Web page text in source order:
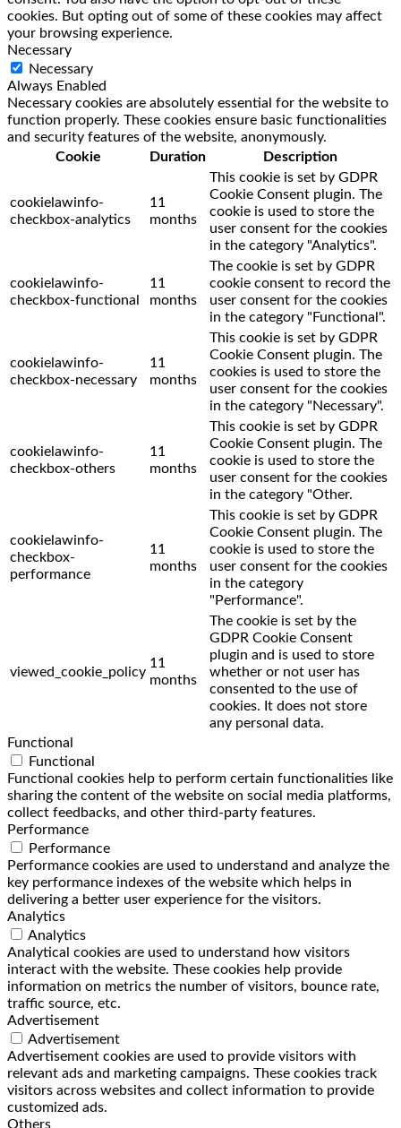
cookies. But opting out of some of these cookies may affect
your browsing experience.
Necessary
Necessary
Always Enabled
Necessary cookies are absolutely essential for the website to
function properly. These cookies ensure basic functionalities
and security features of the website, anonymously.
Cookie
Duration Description
cookielawinfo-
checkbox-analytics
11
months
This cookie is set by GDPR
Cookie Consent plugin. The
cookie is used to store the
user consent for the cookies
in the category "Analytics".
cookielawinfo-
checkbox-functional
11
months
The cookie is set by GDPR
cookie consent to record the
user consent for the cookies
in the category "Functional".
cookielawinfo-
checkbox-necessary
11
months
This cookie is set by GDPR
Cookie Consent plugin. The
cookies is used to store the
user consent for the cookies
in the category "Necessary".
cookielawinfo-
checkbox-others
11
months
This cookie is set by GDPR
Cookie Consent plugin. The
cookie is used to store the
user consent for the cookies
in the category "Other.
cookielawinfo-
checkbox-
performance
11
months
This cookie is set by GDPR
Cookie Consent plugin. The
cookie is used to store the
user consent for the cookies
in the category
"Performance".
viewed_cookie_policy
11
months
The cookie is set by the
GDPR Cookie Consent
plugin and is used to store
whether or not user has
consented to the use of
cookies. It does not store
any personal data.
Functional
Functional
Functional cookies help to perform certain functionalities like
sharing the content of the website on social media platforms,
collect feedbacks, and other third-party features.
Performance
Performance
Performance cookies are used to understand and analyze the
key performance indexes of the website which helps in
delivering a better user experience for the visitors.
Analytics
Analytics
Analytical cookies are used to understand how visitors
interact with the website. These cookies help provide
information on metrics the number of visitors, bounce rate,
traffic source, etc.
Advertisement
Advertisement
Advertisement cookies are used to provide visitors with
relevant ads and marketing campaigns. These cookies track
visitors across websites and collect information to provide
customized ads.
Others